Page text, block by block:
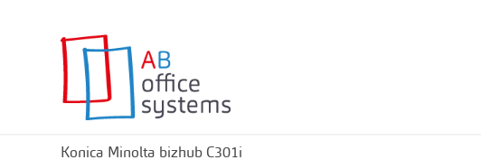
Konica Minolta bizhub C301i